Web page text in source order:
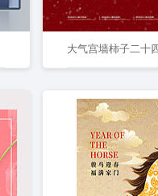
大气宫墙柿子二十